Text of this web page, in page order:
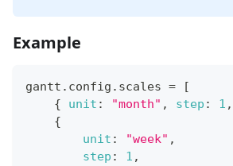
Example
gantt . config . scales =
[
{
unit : "month" , step : 1 ,
{
unit : "week" ,
step : 1 ,